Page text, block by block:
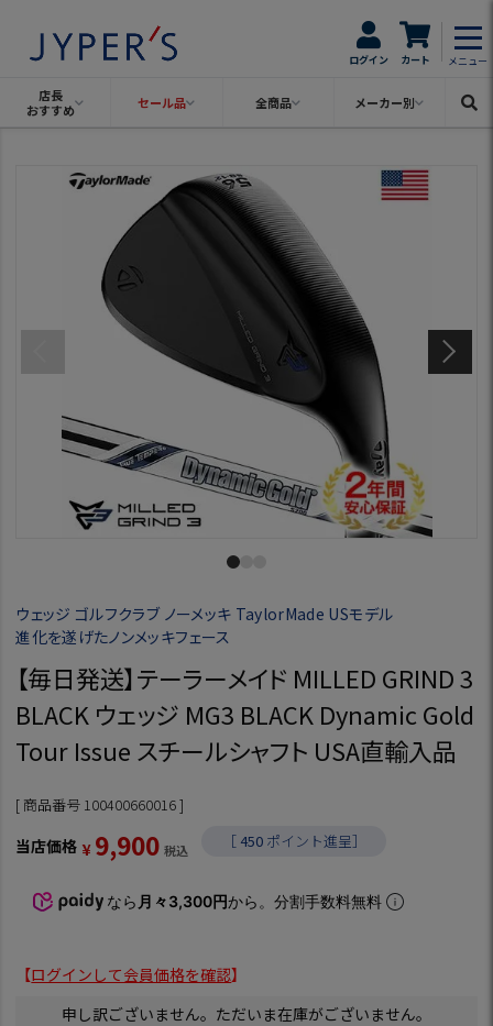
ログイン カート メニュー
店長
おすすめ
セール品 全商品 メーカー別
ウェッジ ゴルフクラブ ノーメッキ TaylorMade USモデル
進化を遂げたノンメッキフェース
【毎日発送】テーラーメイド MILLED GRIND 3
BLACK ウェッジ MG3 BLACK Dynamic Gold
Tour Issue スチールシャフト USA直輸入品
商品番号 100400660016
当店価格 ¥ 9,900 税込 ［ 450 ポイント進呈］
なら 月々3,300円から。分割手数料無料
【ログインして会員価格を確認】
申し訳ございません。ただいま在庫がございません。